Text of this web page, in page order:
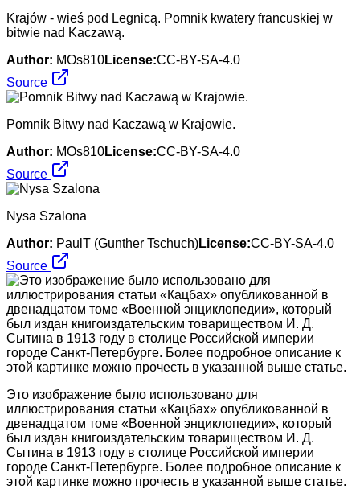
Krajów - wieś pod Legnicą. Pomnik kwatery francuskiej w
bitwie nad Kaczawą.
Author: MOs810License:CC-BY-SA-4.0
Source
Pomnik Bitwy nad Kaczawą w Krajowie.
Author: MOs810License:CC-BY-SA-4.0
Source
Nysa Szalona
Author: PaulT (Gunther Tschuch)License:CC-BY-SA-4.0
Source
Это изображение было использовано для
иллюстрирования статьи «Кацбах» опубликованной в
двенадцатом томе «Военной энциклопедии», который
был издан книгоиздательским товариществом И. Д.
Сытина в 1913 году в столице Российской империи
городе Санкт-Петербурге. Более подробное описание к
этой картинке можно прочесть в указанной выше статье.